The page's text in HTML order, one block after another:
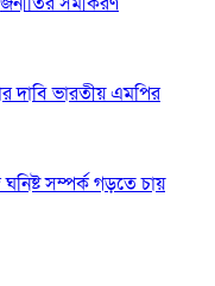
দাবি ভারতীয় এমপির
সম্পর্ক গড়তে চায়